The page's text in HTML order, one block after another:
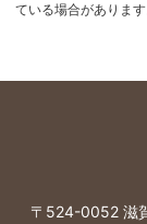
ている場合があります
〒524-0052 滋